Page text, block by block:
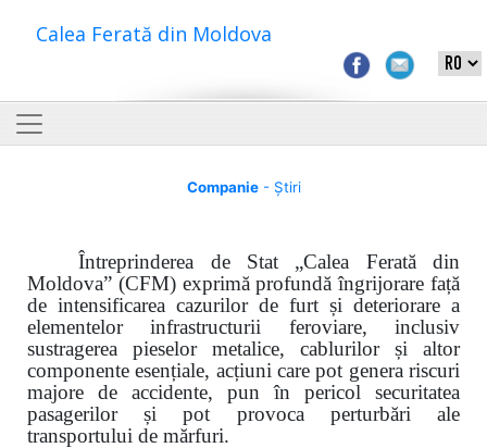
Calea Ferată din Moldova
Companie- Știri
Întreprinderea de Stat „Calea Ferată din
Moldova” (CFM) exprimă profundă îngrijorare față
de intensificarea cazurilor de furt și deteriorare a
elementelor infrastructurii feroviare, inclusiv
sustragerea pieselor metalice, cablurilor și altor
componente esențiale, acțiuni care pot genera riscuri
majore de accidente, pun în pericol securitatea
pasagerilor și pot provoca perturbări ale
transportului de mărfuri.